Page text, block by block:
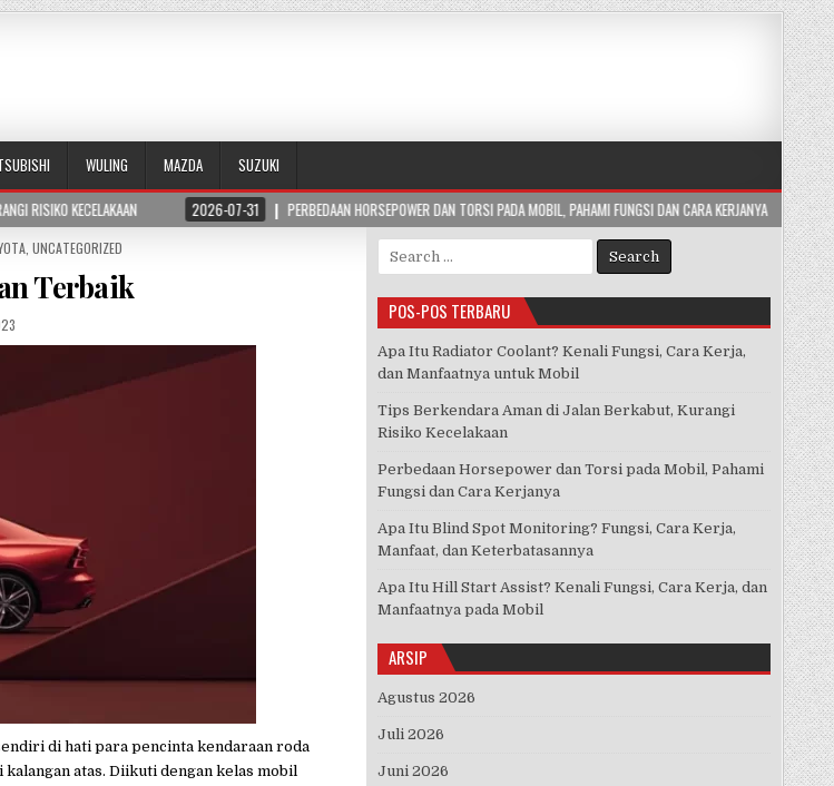
WULING MAZDA
SUZUKI
2026-07-31 PERBEDAAN HORSEPOWER DAN TORSI PADA MOBIL, PAHAMI FUNGSI DAN CARA KERJANYA 2026-07-29 APA ITU BLIND
, UNCATEGORIZED
Terbaik
di hati para pencinta kendaraan roda
atas. Diikuti dengan kelas mobil
Search
for:
POS-POS TERBARU
Apa Itu Radiator Coolant? Kenali Fungsi, Cara Kerja,
dan Manfaatnya untuk Mobil
Tips Berkendara Aman di Jalan Berkabut, Kurangi
Risiko Kecelakaan
Perbedaan Horsepower dan Torsi pada Mobil, Pahami
Fungsi dan Cara Kerjanya
Apa Itu Blind Spot Monitoring? Fungsi, Cara Kerja,
Manfaat, dan Keterbatasannya
Apa Itu Hill Start Assist? Kenali Fungsi, Cara Kerja, dan
Manfaatnya pada Mobil
ARSIP
Agustus 2026
Juli 2026
Juni 2026